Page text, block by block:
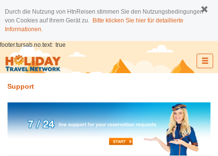
Durch die Nutzung von HtnReisen stimmen Sie den Nutzungsbedingungen
von Cookies auf Ihrem Gerät zu. Bitte klicken Sie hier für detaillierte
Informationen.
footer.tursab.no.text: true
Support